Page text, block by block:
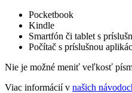
Pocketbook
Kindle
Smartfón či tablet s
Počítač s príslušnou
Nie je možné meniť veľkosť
Viac informácií v našich